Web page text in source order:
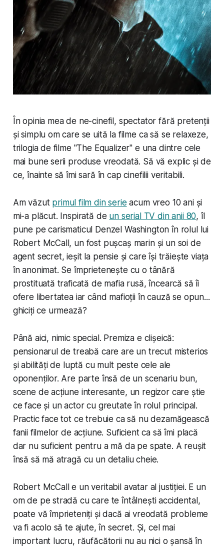
În opinia mea de ne-cinefil, spectator fără pretenții
și simplu om care se uită la filme ca să se relaxeze,
trilogia de filme "The Equalizer" e una dintre cele
mai bune serii produse vreodată. Să vă explic și de
ce, înainte să îmi sară în cap cinefilii veritabili.
Am văzut primul film din serie acum vreo 10 ani și
mi-a plăcut. Inspirată de un serial TV din anii 80, îl
pune pe carismaticul Denzel Washington în rolul lui
Robert McCall, un fost pușcaș marin și un soi de
agent secret, ieșit la pensie și care își trăiește viața
în anonimat. Se împrietenește cu o tânără
prostituată traficată de mafia rusă, încearcă să îi
ofere libertatea iar când mafioții în cauză se opun...
ghiciți ce urmează?
Până aici, nimic special. Premiza e clișeică:
pensionarul de treabă care are un trecut misterios
și abilități de luptă cu mult peste cele ale
oponenților. Are parte însă de un scenariu bun,
scene de acțiune interesante, un regizor care știe
ce face și un actor cu greutate în rolul principal.
Practic face tot ce trebuie ca să nu dezamăgească
fanii filmelor de acțiune. Suficient ca să îmi placă
dar nu suficient pentru a mă da pe spate. A reușit
însă să mă atragă cu un detaliu cheie.
Robert McCall e un veritabil avatar al justiției. E un
om de pe stradă cu care te întâlnești accidental,
poate vă împrieteniți și dacă ai vreodată probleme
va fi acolo să te ajute, în secret. Și, cel mai
important lucru, răufăcătorii nu au nici o șansă în